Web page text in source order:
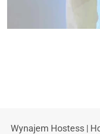
OBSŁUGA
APTEKACH
Wynajem Hostess|